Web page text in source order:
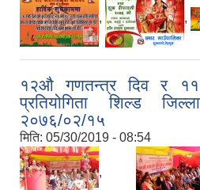
, ,
१२औ गणतन्त्र दिव र ११
प्रतियोगिता शिल्ड
२०७६/०२/१५
मिति: 05/30/2019 - 08:54
,